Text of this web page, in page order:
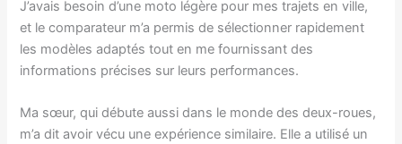
J’avais besoin d’une moto légère pour mes trajets en ville,
et le comparateur m’a permis de sélectionner rapidement
les modèles adaptés tout en me fournissant des
informations précises sur leurs performances.
Ma sœur, qui débute aussi dans le monde des deux-roues,
m’a dit avoir vécu une expérience similaire. Elle a utilisé un